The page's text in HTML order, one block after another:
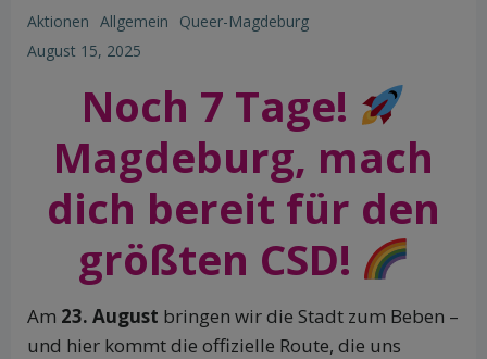
Aktionen Allgemein
Queer-Magdeburg
August 15, 2025
Noch 7 Tage!
Magdeburg, mach
dich bereit für den
größten CSD!
Am 23. August bringen wir die Stadt zum Beben –
und hier kommt die offizielle Route, die uns